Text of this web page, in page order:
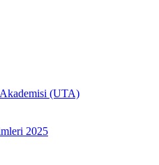
(UTA)
2025